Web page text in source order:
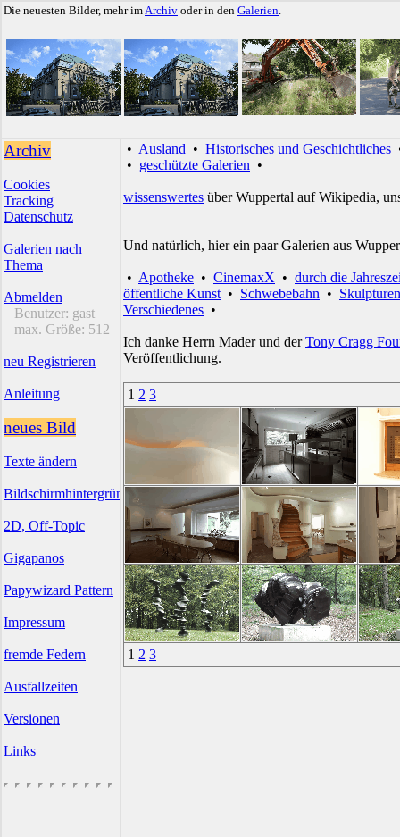
Die neuesten Bilder, mehr imArchiv oder in den Galerien.
Archiv
Cookies
Tracking
Datenschutz
Galerien nach
Thema
Abmelden
Benutzer: gast
max. Größe: 512
neu Registrieren
Anleitung
neues Bild
Texte ändern
Bildschirmhintergründe
2D, Off-Topic
Gigapanos
Papywizard Pattern
Impressum
fremde Federn
Ausfallzeiten
Versionen
Links
• Ausland • Historisches und Geschichtliches
• geschützte Galerien •
wissenswertes über Wuppertal auf Wikipedia,
Und natürlich, hier ein paar Galerien aus
• Apotheke • CinemaxX • durch die
öffentliche Kunst • Schwebebahn •
Verschiedenes •
Ich danke Herrn Mader und derTony Cragg
Veröffentlichung.
1 2 3
1 2 3